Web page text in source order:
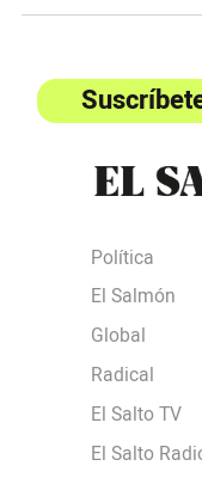
Política
El Salmón
Global
Radical
El Salto TV
El Salto